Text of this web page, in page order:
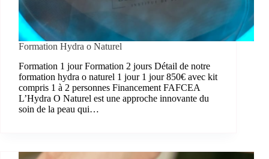
Formation Hydra o Naturel
Formation 1 jour Formation 2 jours Détail de notre
formation hydra o naturel 1 jour 1 jour 850€ avec kit
compris 1 à 2 personnes Financement FAFCEA
L’Hydra O Naturel est une approche innovante du
soin de la peau qui…